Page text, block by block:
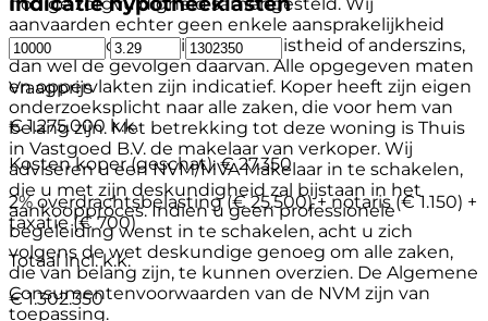
aanvaarden echter geen enkele aansprakelijkheid
voor enige onvolledigheid, onjuistheid of anderszins,
dan wel de gevolgen daarvan. Alle opgegeven maten
en oppervlakten zijn indicatief. Koper heeft zijn eigen
onderzoeksplicht naar alle zaken, die voor hem van
belang zijn. Met betrekking tot deze woning is Thuis
in Vastgoed B.V. de makelaar van verkoper. Wij
adviseren u een NVM/MVA Makelaar in te schakelen,
die u met zijn deskundigheid zal bijstaan in het
aankoopproces. Indien u geen professionele
begeleiding wenst in te schakelen, acht u zich
volgens de wet deskundige genoeg om alle zaken,
die van belang zijn, te kunnen overzien. De Algemene
Consumentenvoorwaarden van de NVM zijn van
toepassing.
Vraagprijs
€ 1.275.000 k.k.
Kosten koper (geschat):€ 27.350
2% overdrachtsbelasting (€ 25.500) + notaris (€ 1.150) +
taxatie (€ 700)
Totaal incl. k.k.
€ 1.302.350